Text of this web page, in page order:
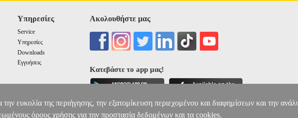
Υπηρεσίες
Service
Υπηρεσίες
Downloads
Εγγυήσεις
Ακολουθήστε μας
Κατεβάστε το app μας!
ευκολία της περιήγησης, την εξατομίκευση περιεχομένου και διαφημίσεων και την
όρους χρήσης για την προστασία δεδομένων και τα cookies.